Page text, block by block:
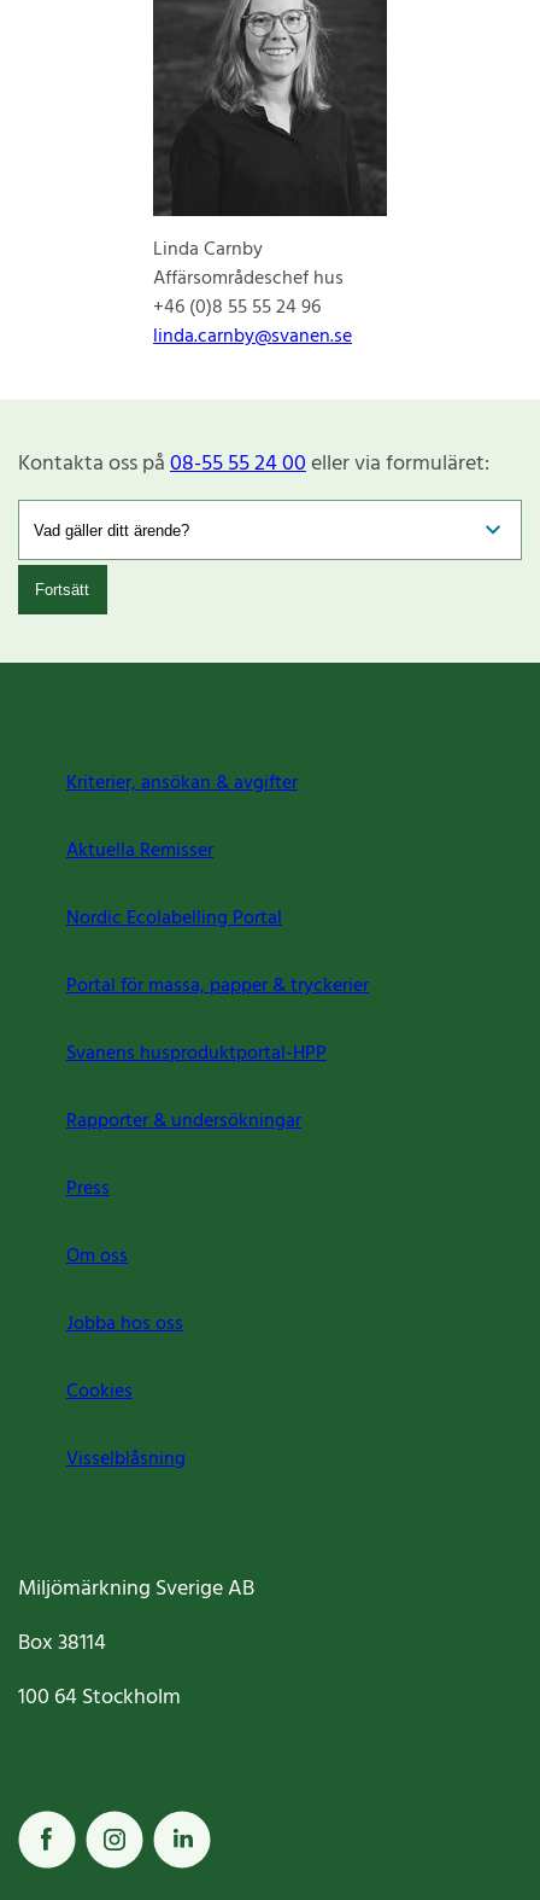
Linda Carnby
Affärsområdeschef hus
+46 (0)8 55 55 24 96
linda.carnby@svanen.se
Kontakta oss på08-55 55 24 00eller via formuläret:
Fortsätt
Kriterier, ansökan & avgifter
Aktuella Remisser
Nordic Ecolabelling Portal
Portal för massa, papper & tryckerier
Svanens husproduktportal-HPP
Rapporter & undersökningar
Press
Om oss
Jobba hos oss
Cookies
Visselblåsning
Miljömärkning Sverige AB
Box38114
100 64Stockholm